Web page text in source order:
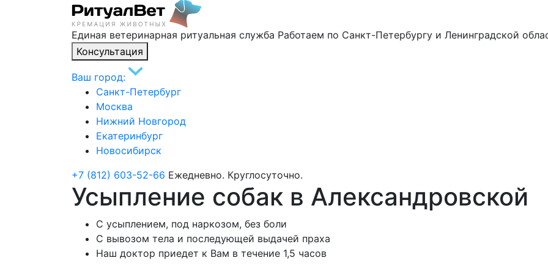
Единая ветеринарная ритуальная служба Работаем по Санкт-Петербургу и Ленинградской
Консультация
Ваш город:
Санкт-Петербург
Москва
Нижний Новгород
Екатеринбург
Новосибирск
+7 (812) 603-52-66 Ежедневно. Круглосуточно.
Усыпление собак в Александровской
С усыплением, под наркозом, без боли
С вывозом тела и последующей выдачей праха
Наш доктор приедет к Вам в течение 1,5 часов